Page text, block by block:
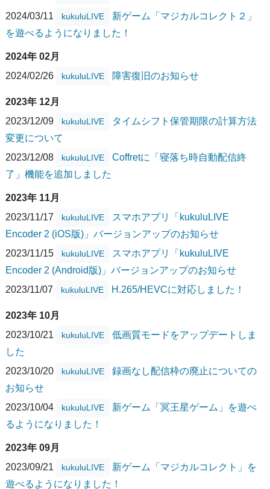
2024/03/11 kukuluLIVE
新ゲーム「マジカルコレクト２」
を遊べるようになりました！
2024年 02月
2024/02/26
kukuluLIVE 障害復旧のお知らせ
2023年 12月
2023/12/09
kukuluLIVE
タイムシフト保管期限の計算方法
変更について
2023/12/08
kukuluLIVE
Coffretに「寝落ち時自動配信終
了」機能を追加しました
2023年 11月
2023/11/17
kukuluLIVE
スマホアプリ「kukuluLIVE
Encoder 2 (iOS版)」バージョンアップのお知らせ
2023/11/15
kukuluLIVE
スマホアプリ「kukuluLIVE
Encoder 2 (Android版)」バージョンアップのお知らせ
2023/11/07
kukuluLIVE H.265/HEVCに対応しました！
2023年 10月
2023/10/21
kukuluLIVE
低画質モードをアップデートしま
した
2023/10/20
kukuluLIVE
録画なし配信枠の廃止についての
お知らせ
2023/10/04
kukuluLIVE
新ゲーム「冥王星ゲーム」を遊べ
るようになりました！
2023年 09月
2023/09/21
kukuluLIVE
新ゲーム「マジカルコレクト」を
遊べるようになりました！